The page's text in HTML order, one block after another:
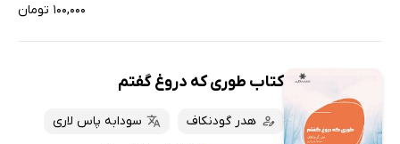
۱۰۰,۰۰۰ تومان
کتاب طوری که دروغ گفتم
هدر گودنکاف
سودابه پاس لاری